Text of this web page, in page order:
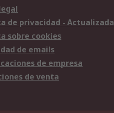
de privacidad - Actualizada
sobre cookies
de emails
de empresa
de venta